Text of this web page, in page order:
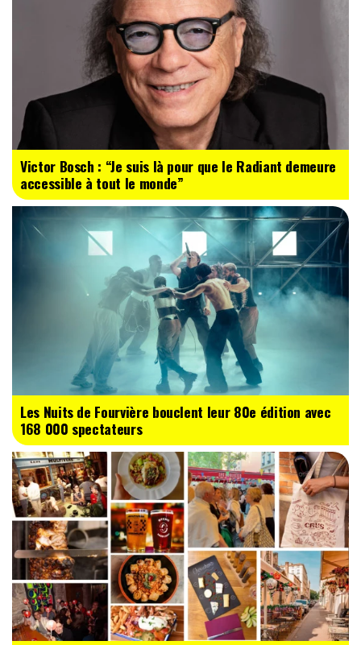
Victor Bosch : “Je suis là pour que le Radiant demeure
accessible à tout le monde”
Les Nuits de Fourvière bouclent leur 80e édition avec
168 000 spectateurs